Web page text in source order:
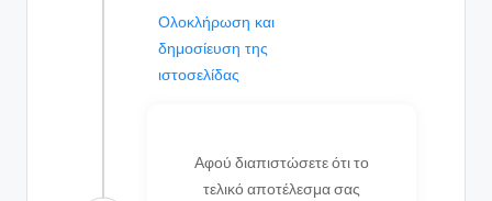
Ολοκλήρωση και
δημοσίευση της
ιστοσελίδας
Αφού διαπιστώσετε ότι το
τελικό αποτέλεσμα σας